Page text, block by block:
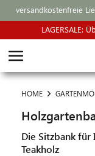
versandkostenfreie
LAGERSALE:
HOME
Die Sitzbank für
Teakholz